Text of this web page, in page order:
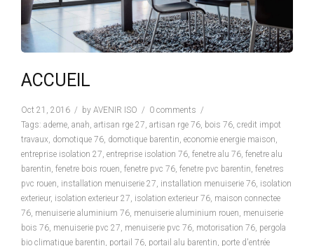
ACCUEIL
Oct 21, 2016 by AVENIR ISO
0 comments
Tags: ademe, anah, artisan rge 27, artisan rge 76, bois 76, credit impot
travaux, domotique 76, domotique barentin, economie energie maison,
entreprise isolation 27, entreprise isolation 76, fenetre alu 76, fenetre alu
barentin, fenetre bois rouen, fenetre pvc 76, fenetre pvc barentin, fenetres
pvc rouen, installation menuiserie 27, installation menuiserie 76, isolation
exterieur, isolation exterieur 27, isolation exterieur 76, maison connectee
76, menuiserie aluminium 76, menuiserie aluminium rouen, menuiserie
bois 76, menuiserie pvc 27, menuiserie pvc 76, motorisation 76, pergola
bio climatique barentin, portail 76, portail alu barentin, porte d'entrée